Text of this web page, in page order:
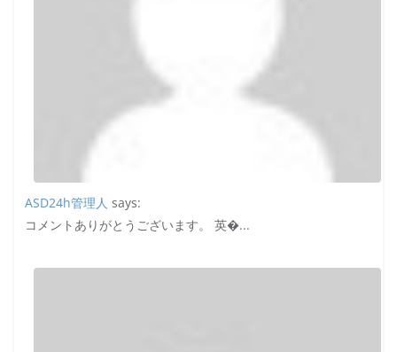
ASD24h管理人 says:
コメントありがとうございます。 英�...